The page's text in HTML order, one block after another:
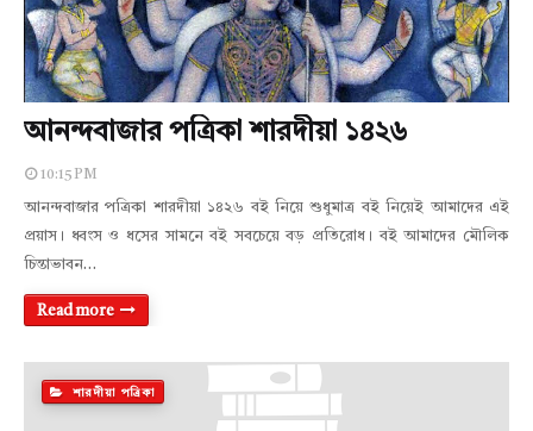
আনন্দবাজার পত্রিকা শারদীয়া ১৪২৬
10:15 PM
আনন্দবাজার পত্রিকা শারদীয়া ১৪২৬ বই নিয়ে শুধুমাত্র বই নিয়েই আমাদের এই
প্রয়াস। ধ্বংস ও ধসের সামনে বই সবচেয়ে বড় প্রতিরোধ। বই আমাদের মৌলিক
চিন্তাভাবন…
Read more
শারদীয়া পত্রিকা